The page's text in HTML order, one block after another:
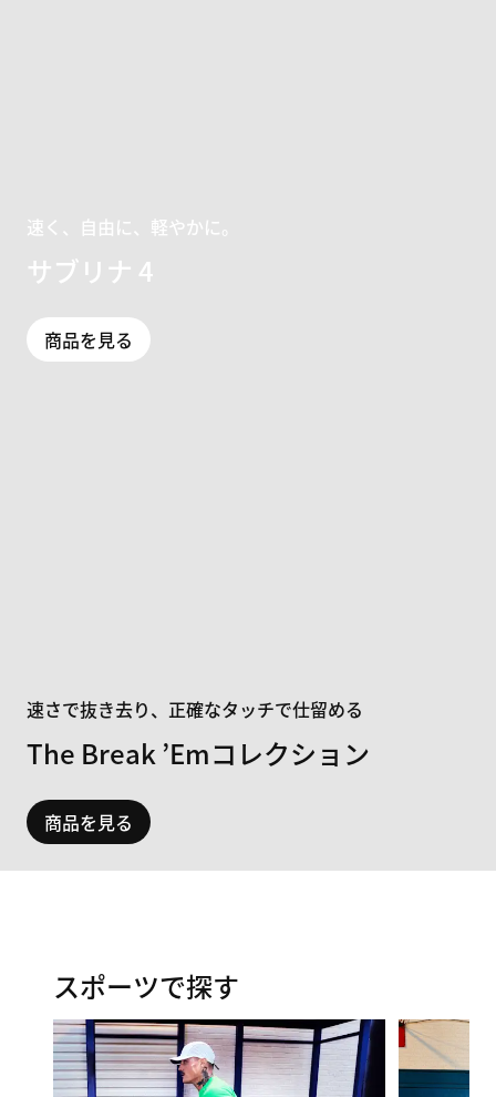
速く、自由に、軽やかに。
サブリナ 4
商品を見る
速さで抜き去り、正確なタッチで仕留める
The Break ’Emコレクション
商品を見る
スポーツで探す